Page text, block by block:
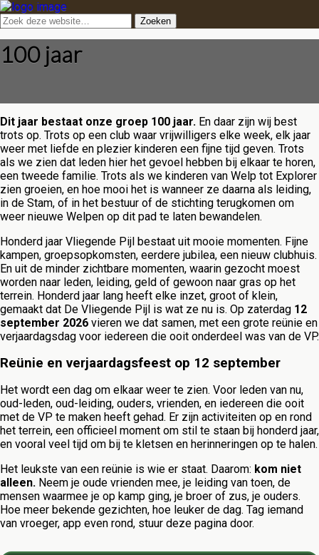
100 jaar
Dit jaar bestaat onze groep 100 jaar. En daar zijn wij best
trots op. Trots op een club waar vrijwilligers elke week, elk jaar
weer met liefde en plezier kinderen een fijne tijd geven. Trots
als we zien dat leden hier het gevoel hebben bij elkaar te horen,
een tweede familie. Trots als we kinderen van Welp tot Explorer
zien groeien, en hoe mooi het is wanneer ze daarna als leiding,
in de Stam, of in het bestuur of de stichting terugkomen om
weer nieuwe Welpen op dit pad te laten bewandelen.
Honderd jaar Vliegende Pijl bestaat uit mooie momenten. Fijne
kampen, groepsopkomsten, eerdere jubilea, een nieuw clubhuis.
En uit de minder zichtbare momenten, waarin gezocht moest
worden naar leden, leiding, geld of gewoon naar gras op het
terrein. Honderd jaar lang heeft elke inzet, groot of klein,
gemaakt dat De Vliegende Pijl is wat ze nu is. Op zaterdag 12
september 2026 vieren we dat samen, met een grote reünie en
verjaardagsdag voor iedereen die ooit onderdeel was van de VP.
Reünie en verjaardagsfeest op 12 september
Het wordt een dag om elkaar weer te zien. Voor leden van nu,
oud-leden, oud-leiding, ouders, vrienden, en iedereen die ooit
met de VP te maken heeft gehad. Er zijn activiteiten op en rond
het terrein, een officieel moment om stil te staan bij honderd jaar,
en vooral veel tijd om bij te kletsen en herinneringen op te halen.
Het leukste van een reünie is wie er staat. Daarom: kom niet
alleen. Neem je oude vrienden mee, je leiding van toen, de
mensen waarmee je op kamp ging, je broer of zus, je ouders.
Hoe meer bekende gezichten, hoe leuker de dag. Tag iemand
van vroeger, app even rond, stuur deze pagina door.